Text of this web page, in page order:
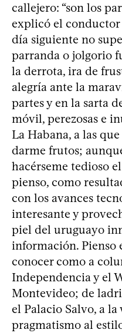
callejero: “son los
explicó el
día siguiente no
parranda o jolgorio
la derrota, ira de
alegría ante la
partes y en la sarta
móvil, perezosas e
La Habana, a las
darme frutos;
hacérseme tedioso
pienso, como
con los avances
interesante y
piel del uruguayo
información. Pienso
conocer como a
Independencia y el
Montevideo; de
el Palacio Salvo, a
pragmatismo al